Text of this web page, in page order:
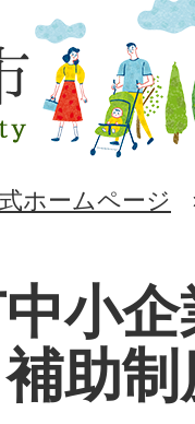
ホームページ
小
助